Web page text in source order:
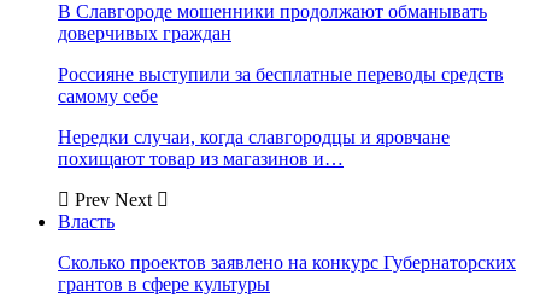
В Славгороде мошенники продолжают обманывать
доверчивых граждан
Россияне выступили за бесплатные переводы средств
самому себе
Нередки случаи, когда славгородцы и яровчане
похищают товар из магазинов и…
Prev Next
Власть
Сколько проектов заявлено на конкурс Губернаторских
грантов в сфере культуры